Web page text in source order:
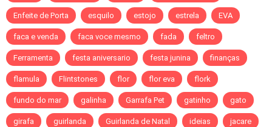
Enfeite de Porta esquilo estojo estrela EVA
faca e venda faca voce mesmo fada feltro
Ferramenta festa aniversario festa junina finanças
flamula Flintstones flor flor eva flork
fundo do mar galinha Garrafa Pet gatinho gato
girafa guirlanda Guirlanda de Natal ideias jacare